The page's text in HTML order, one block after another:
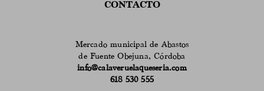
CONTACTO
Mercado municipal de Abastos
de Fuente Obejuna, Córdoba
info@calaveruelaqueseria.com
618 530 555